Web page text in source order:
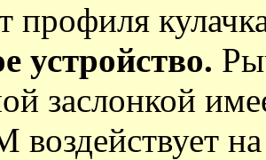
профиля
устройство.
заслонкой
воздействует